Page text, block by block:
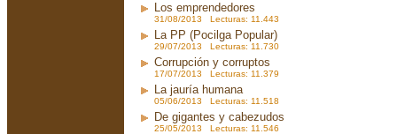
Los emprendedores
31/08/2013 Lecturas: 11.443
La PP (Pocilga Popular)
29/07/2013 Lecturas: 11.730
Corrupción y corruptos
17/07/2013 Lecturas: 11.379
La jauría humana
05/06/2013 Lecturas: 11.518
De gigantes y cabezudos
25/05/2013 Lecturas: 11.546